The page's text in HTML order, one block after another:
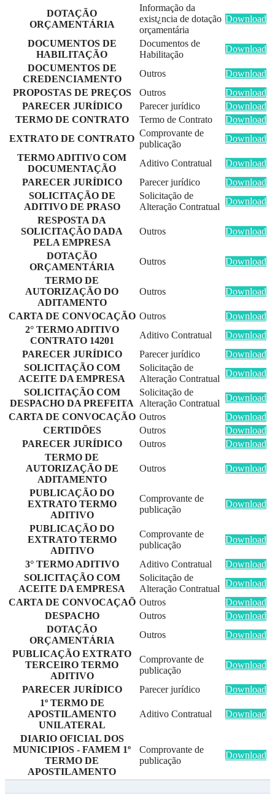
DOTAÇÃO
ORÇAMENTÁRIA
Informação da
exist¿ncia de dotação
orçamentária
Download
DOCUMENTOS DE
HABILITAÇÃO
Documentos de
Habilitação
Download
DOCUMENTOS DE
CREDENCIAMENTO
Outros
Download
PROPOSTAS DE PREÇOS
Outros
Download
PARECER JURÍDICO
Parecer jurídico
Download
TERMO DE CONTRATO
Termo de Contrato
Download
EXTRATO DE CONTRATO
Comprovante de
publicação
Download
TERMO ADITIVO COM
DOCUMENTAÇÃO
Aditivo Contratual
Download
PARECER JURÍDICO
Parecer jurídico
Download
SOLICITAÇÃO DE
ADITIVO DE PRASO
Solicitação de
Alteração Contratual
Download
RESPOSTA DA
SOLICITAÇÃO DADA
PELA EMPRESA
Outros Download
DOTAÇÃO
ORÇAMENTÁRIA
Outros
Download
TERMO DE
AUTORIZAÇÃO DO
ADITAMENTO
Outros Download
CARTA DE CONVOCAÇÃO Outros
Download
2° TERMO ADITIVO
CONTRATO 14201
Aditivo Contratual
Download
PARECER JURÍDICO
Parecer jurídico
Download
SOLICITAÇÃO COM
ACEITE DA EMPRESA
Solicitação de
Alteração Contratual
Download
SOLICITAÇÃO COM
DESPACHO DA PREFEITA
Solicitação de
Alteração Contratual
Download
CARTA DE CONVOCAÇÃO Outros
Download
CERTIDÕES
Outros
Download
PARECER JURÍDICO
Outros
Download
TERMO DE
AUTORIZAÇÃO DE
ADITAMENTO
Outros Download
PUBLICAÇÃO DO
EXTRATO TERMO
ADITIVO
Comprovante de
publicação
Download
PUBLICAÇÃO DO
EXTRATO TERMO
ADITIVO
Comprovante de
publicação
Download
3° TERMO ADITIVO Aditivo Contratual
Download
SOLICITAÇÃO COM
ACEITE DA EMPRESA
Solicitação de
Alteração Contratual
Download
CARTA DE CONVOCAÇAÕ Outros
Download
DESPACHO
Outros
Download
DOTAÇÃO
ORÇAMENTÁRIA
Outros
Download
PUBLICAÇÃO EXTRATO
TERCEIRO TERMO
ADITIVO
Comprovante de
publicação
Download
PARECER JURÍDICO Parecer jurídico
Download
1º TERMO DE
APOSTILAMENTO
UNILATERAL
Aditivo Contratual Download
DIARIO OFICIAL DOS
MUNICIPIOS - FAMEM 1º
TERMO DE
APOSTILAMENTO
Comprovante de
publicação
Download